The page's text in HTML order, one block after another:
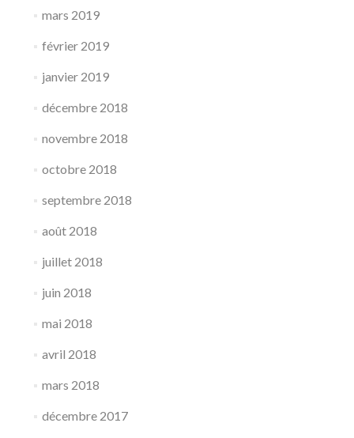
mars 2019
février 2019
janvier 2019
décembre 2018
novembre 2018
octobre 2018
septembre 2018
août 2018
juillet 2018
juin 2018
mai 2018
avril 2018
mars 2018
décembre 2017